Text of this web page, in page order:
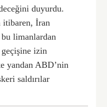
duyurdu.
itibaren, İran
limanlardan
izin
yandan ABD’nin
saldırılar